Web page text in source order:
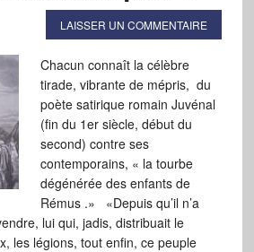
LAISSER UN COMMENTAIRE
Chacun connaît la célèbre
tirade, vibrante de mépris, du
poète satirique romain Juvénal
(fin du 1er siècle, début du
second) contre ses
contemporains, « la tourbe
dégénérée des enfants de
Rémus .» «Depuis qu’il n’a
lui qui, jadis, distribuait le
les légions, tout enfin, ce peuple